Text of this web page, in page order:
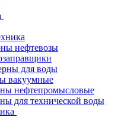
нефтевозы
для воды
вакуумные
нефтепромысловые
для технической воды